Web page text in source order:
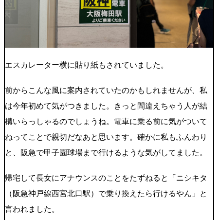
エスカレーター横に貼り紙もされていました。
前からこんな風に案内されていたのかもしれませんが、私
は今年初めて気がつきました。きっと間違えちゃう人が結
構いらっしゃるのでしょうね。電車に乗る前に気がついて
ねってことで親切だなあと思います。確かに私もふんわり
と、阪急で甲子園球場まで行けるような気がしてました。
帰宅して長女にアナウンスのことをたずねると「ニシキタ
（阪急神戸線西宮北口駅）で乗り換えたら行けるやん」と
言われました。